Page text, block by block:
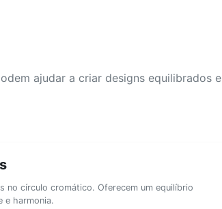
ajudar a criar designs equilibrados e
no círculo cromático. Oferecem um equilíbrio
e harmonia.